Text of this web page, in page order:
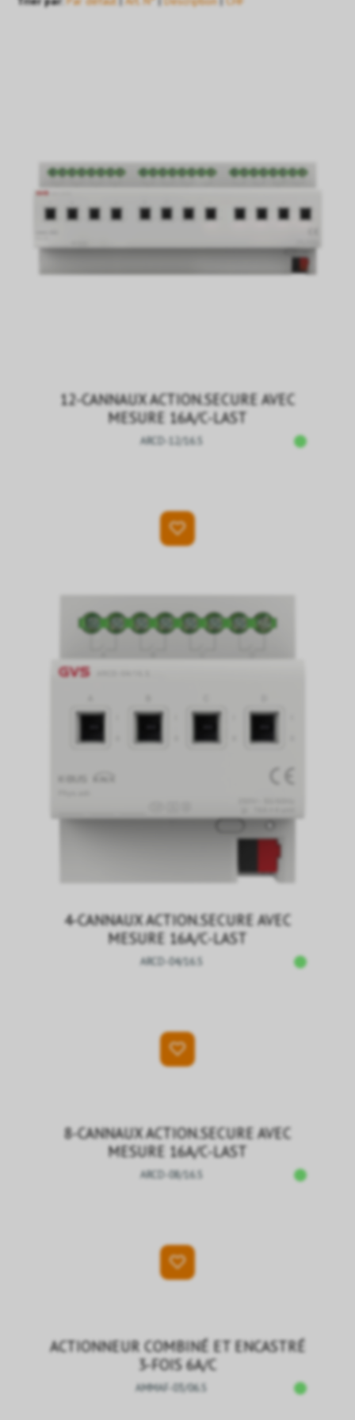
12-CANNAUX ACTION.SECURE AVEC
MESURE 16A/C-LAST
ARCD-12/16.S
4-CANNAUX ACTION.SECURE AVEC
MESURE 16A/C-LAST
ARCD-04/16.S
8-CANNAUX ACTION.SECURE AVEC
MESURE 16A/C-LAST
ARCD-08/16.S
ACTIONNEUR COMBINÉ ET ENCASTRÉ
3-FOIS 6A/C
AMMAF-03/06.S